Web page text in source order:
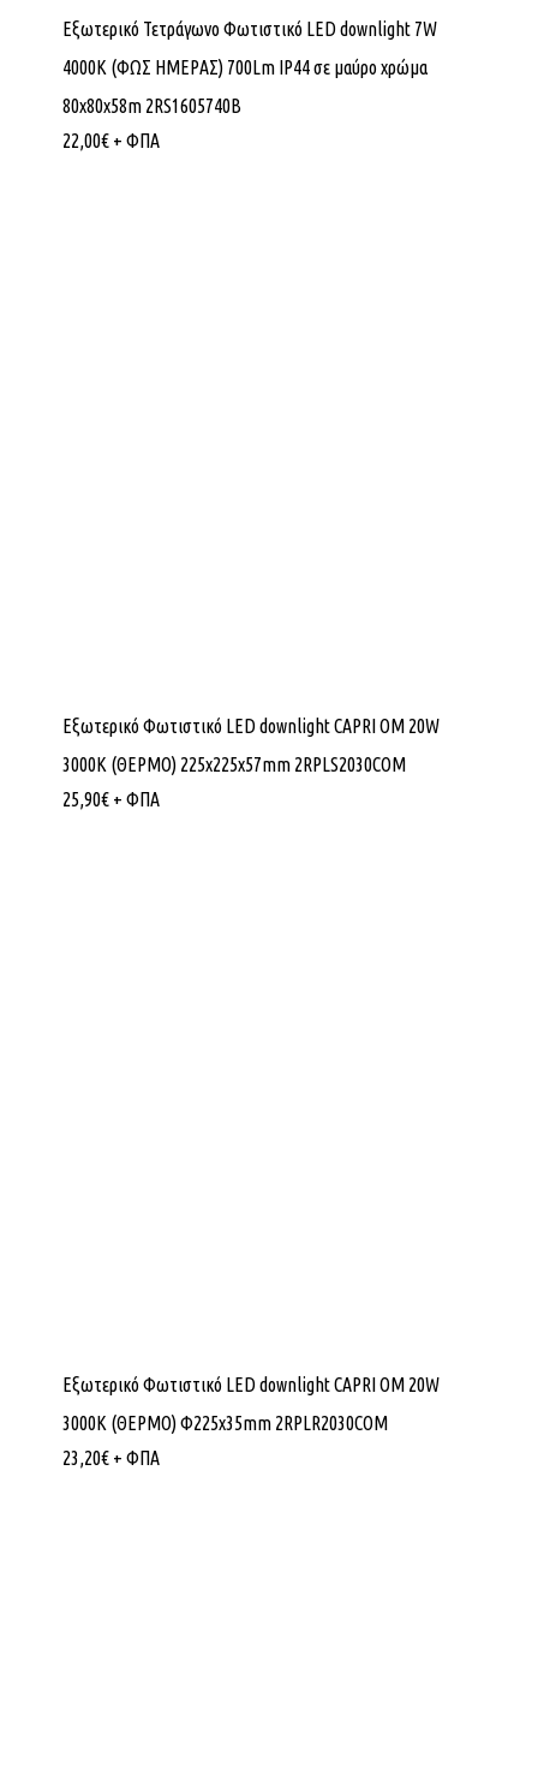
Εξωτερικό Τετράγωνο Φωτιστικό LED downlight 7W
4000K (ΦΩΣ ΗΜΕΡΑΣ) 700Lm IP44 σε μαύρο χρώμα
80x80x58m 2RS1605740B
22,00€ + ΦΠΑ
Εξωτερικό Φωτιστικό LED downlight CAPRI OM 20W
3000K (ΘΕΡΜΟ) 225x225x57mm 2RPLS2030COM
25,90€ + ΦΠΑ
Εξωτερικό Φωτιστικό LED downlight CAPRI OM 20W
3000K (ΘΕΡΜΟ) Φ225x35mm 2RPLR2030COM
23,20€ + ΦΠΑ